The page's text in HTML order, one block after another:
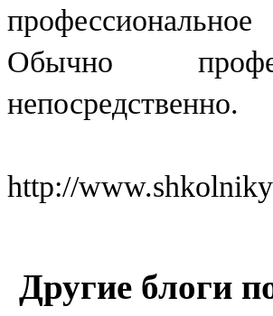
Обычно
непосредственно.
http://
Другие блоги